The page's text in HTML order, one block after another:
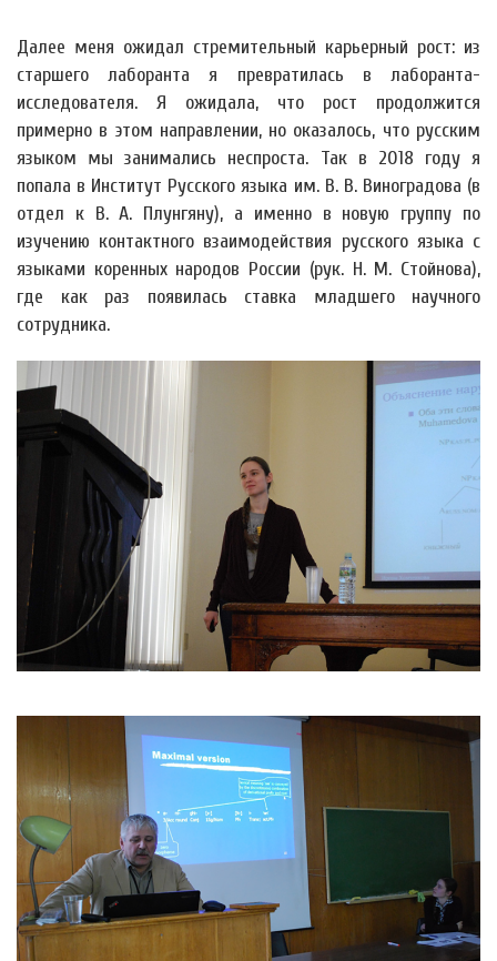
Далее меня ожидал стремительный карьерный рост: из
старшего лаборанта я превратилась в лаборанта-
исследователя. Я ожидала, что рост продолжится
примерно в этом направлении, но оказалось, что русским
языком мы занимались неспроста. Так в 2018 году я
попала в Институт Русского языка им. В. В. Виноградова (в
отдел к В. А. Плунгяну), а именно в новую группу по
изучению контактного взаимодействия русского языка с
языками коренных народов России (рук. Н. М. Стойнова),
где как раз появилась ставка младшего научного
сотрудника.